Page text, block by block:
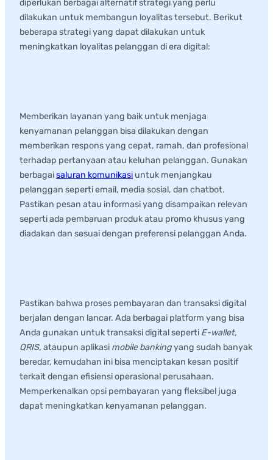
diperlukan berbagai alternatif strategi yang perlu
dilakukan untuk membangun loyalitas tersebut. Berikut
beberapa strategi yang dapat dilakukan untuk
meningkatkan loyalitas pelanggan di era digital:
Memberikan layanan yang baik untuk menjaga
kenyamanan pelanggan bisa dilakukan dengan
memberikan respons yang cepat, ramah, dan profesional
terhadap pertanyaan atau keluhan pelanggan. Gunakan
berbagaisaluran komunikasi untuk menjangkau
pelanggan seperti email, media sosial, dan chatbot.
Pastikan pesan atau informasi yang disampaikan relevan
seperti ada pembaruan produk atau promo khusus yang
diadakan dan sesuai dengan preferensi pelanggan Anda.
Pastikan bahwa proses pembayaran dan transaksi digital
berjalan dengan lancar. Ada berbagai platform yang bisa
Anda gunakan untuk transaksi digital seperti E-wallet,
QRIS, ataupun aplikasi mobile bankingyang sudah banyak
beredar, kemudahan ini bisa menciptakan kesan positif
terkait dengan efisiensi operasional perusahaan.
Memperkenalkan opsi pembayaran yang fleksibel juga
dapat meningkatkan kenyamanan pelanggan.